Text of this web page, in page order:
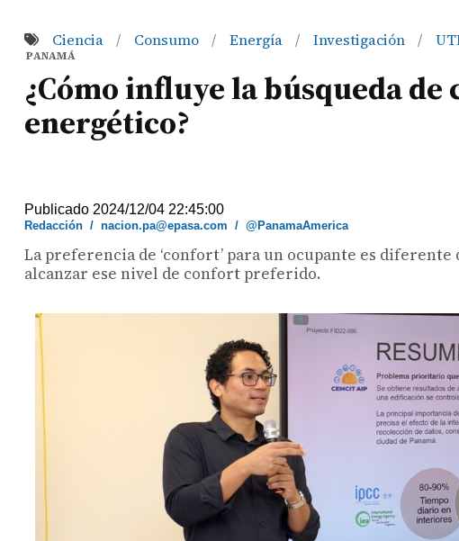
Ciencia / Consumo / Energía / Investigación /
PANAMÁ
¿Cómo influye la búsqueda
energético?
Publicado 2024/12/04 22:45:00
Redacción /nacion.pa@epasa.com /@PanamaAmerica
La preferencia de ‘confort’ para un ocupante es
alcanzar ese nivel de confort preferido.